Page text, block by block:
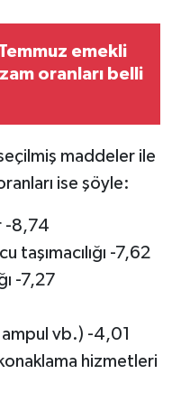
emekli
zam oranları belli
maddeler ile
ise şöyle:
-8,74
taşımacılığı -7,62
-7,27
vb.) -4,01
hizmetleri